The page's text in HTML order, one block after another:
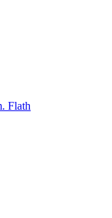
Flath